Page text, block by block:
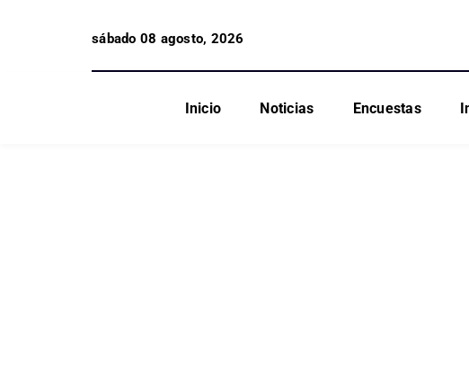
sábado 08 agosto, 2026
Inicio Noticias Encuestas